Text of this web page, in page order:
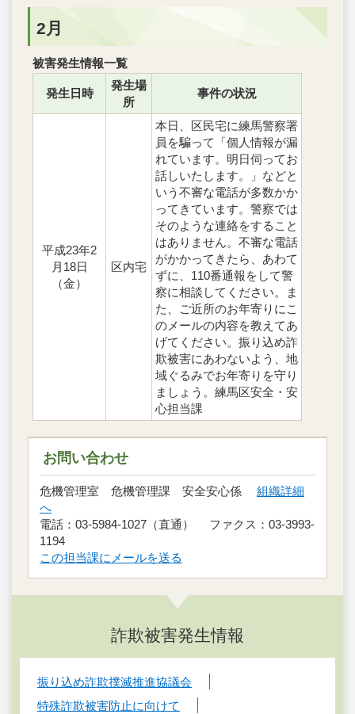
2月
被害発生情報一覧
発生日時
発生場
所
事件の状況
平成23年2
月18日
（金）
区内宅
本日、区民宅に練馬警察署
員を騙って「個人情報が漏
れています。明日伺ってお
話しいたします。」などと
いう不審な電話が多数かか
ってきています。警察では
そのような連絡をすること
はありません。不審な電話
がかかってきたら、あわて
ずに、110番通報をして警
察に相談してください。ま
た、ご近所のお年寄りにこ
のメールの内容を教えてあ
げてください。振り込め詐
欺被害にあわないよう、地
域ぐるみでお年寄りを守り
ましょう。練馬区安全・安
心担当課
お問い合わせ
危機管理室 危機管理課 安全安心係 組織詳細
へ
電話：03-5984-1027（直通） ファクス：03-3993-
1194
この担当課にメールを送る
詐欺被害発生情報
振り込め詐欺撲滅推進協議会
特殊詐欺被害防止に向けて